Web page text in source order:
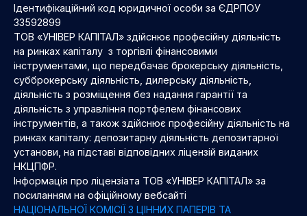
Ідентифікаційний код юридичної особи за ЄДРПОУ
33592899
ТОВ «УНІВЕР КАПІТАЛ» здійснює професійну діяльність
на ринках капіталу з торгівлі фінансовими
інструментами, що передбачає брокерську діяльність,
субброкерську діяльність, дилерську діяльність,
діяльність з розміщення без надання гарантії та
діяльність з управління портфелем фінансових
інструментів, а також здійснює професійну діяльність на
ринках капіталу: депозитарну діяльність депозитарної
установи, на підставі відповідних ліцензій виданих
НКЦПФР.
Інформація про ліцензіата ТОВ «УНІВЕР КАПІТАЛ» за
посиланням на офіційному вебсайті
НАЦІОНАЛЬНОЇ КОМІСІЇ З ЦІННИХ ПАПЕРІВ ТА